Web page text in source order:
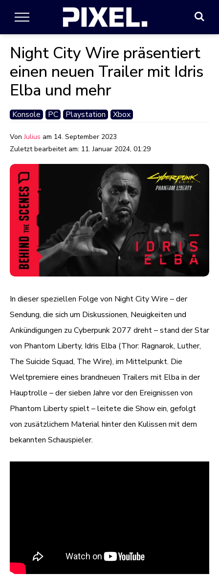
Night City Wire präsentiert
einen neuen Trailer mit Idris
Elba und mehr
Konsole PC Playstation Xbox
VonJulius am 14. September 2023
Zuletzt bearbeitet am: 11. Januar 2024, 01:29
In dieser speziellen Folge von Night City Wire – der
Sendung, die sich um Diskussionen, Neuigkeiten und
Ankündigungen zu Cyberpunk 2077 dreht – stand der Star
von Phantom Liberty, Idris Elba (Thor: Ragnarok, Luther,
The Suicide Squad, The Wire), im Mittelpunkt. Die
Weltpremiere eines brandneuen Trailers mit Elba in der
Hauptrolle – der sieben Jahre vor den Ereignissen von
Phantom Liberty spielt – leitete die Show ein, gefolgt
von zusätzlichem Material hinter den Kulissen mit dem
bekannten Schauspieler.